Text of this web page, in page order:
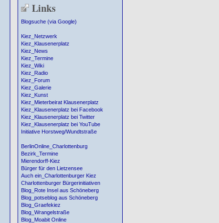
Links
Blogsuche (via Google)
Kiez_Netzwerk
Kiez_Klausenerplatz
Kiez_News
Kiez_Termine
Kiez_Wiki
Kiez_Radio
Kiez_Forum
Kiez_Galerie
Kiez_Kunst
Kiez_Mieterbeirat Klausenerplatz
Kiez_Klausenerplatz bei Facebook
Kiez_Klausenerplatz bei Twitter
Kiez_Klausenerplatz bei YouTube
Initiative Horstweg/Wundtstraße
BerlinOnline_Charlottenburg
Bezirk_Termine
Mierendorff-Kiez
Bürger für den Lietzensee
Auch ein_Charlottenburger Kiez
Charlottenburger Bürgerinitiativen
Blog_Rote Insel aus Schöneberg
Blog_potseblog aus Schöneberg
Blog_Graefekiez
Blog_Wrangelstraße
Blog_Moabit Online